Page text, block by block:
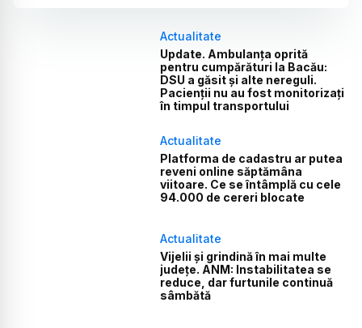
Actualitate
Update. Ambulanța oprită
pentru cumpărături la Bacău:
DSU a găsit și alte nereguli.
Pacienții nu au fost monitorizați
în timpul transportului
Actualitate
Platforma de cadastru ar putea
reveni online săptămâna
viitoare. Ce se întâmplă cu cele
94.000 de cereri blocate
Actualitate
Vijelii și grindină în mai multe
județe. ANM: Instabilitatea se
reduce, dar furtunile continuă
sâmbătă